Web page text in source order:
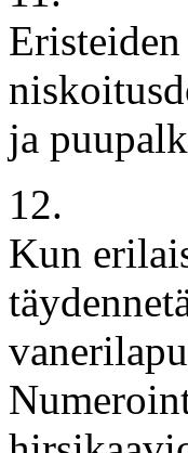
ja
12.
Kun